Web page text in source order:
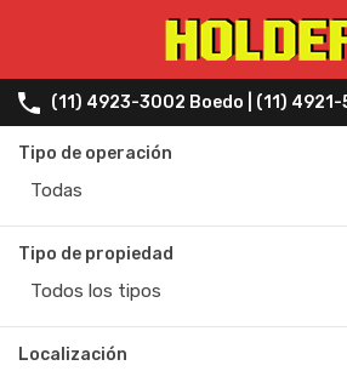
(11) 4923-3002 Boedo | (11)
Tipo de operación
Todas
Tipo de propiedad
Todos los tipos
Localización